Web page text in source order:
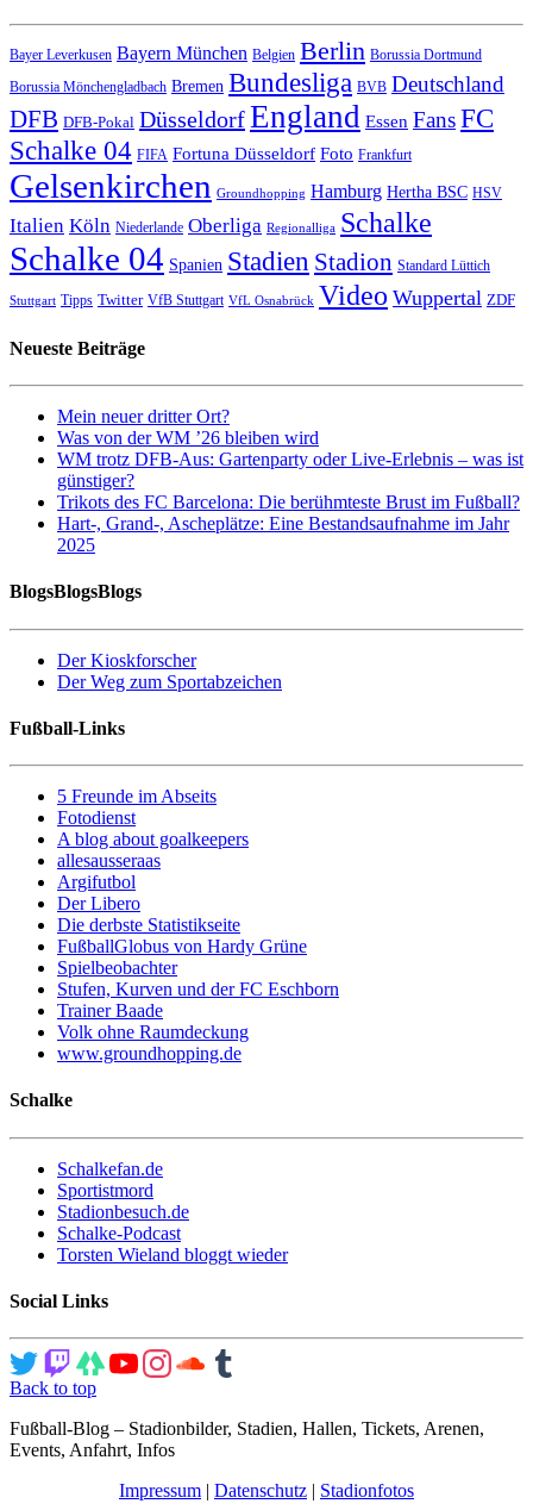
Bayer Leverkusen Bayern München Belgien Berlin Borussia Dortmund
Borussia Mönchengladbach Bremen Bundesliga BVB Deutschland
DFB DFB-Pokal DüsseldorfEngland Essen FansFC
Schalke 04 FIFA Fortuna Düsseldorf Foto Frankfurt
Gelsenkirchen Groundhopping Hamburg Hertha BSC HSV
Italien Köln Niederlande Oberliga Regionalliga Schalke
Schalke 04 Spanien Stadien Stadion Standard Lüttich
Stuttgart Tipps Twitter VfB Stuttgart VfL Osnabrück Video Wuppertal ZDF
Neueste Beiträge
Mein neuer dritter Ort?
Was von der WM ’26 bleiben wird
WM trotz DFB-Aus: Gartenparty oder Live-Erlebnis – was ist
günstiger?
Trikots des FC Barcelona: Die berühmteste Brust im Fußball?
Hart-, Grand-, Ascheplätze: Eine Bestandsaufnahme im Jahr
2025
BlogsBlogsBlogs
Der Kioskforscher
Der Weg zum Sportabzeichen
Fußball-Links
5 Freunde im Abseits
Fotodienst
A blog about goalkeepers
allesausseraas
Argifutbol
Der Libero
Die derbste Statistikseite
FußballGlobus von Hardy Grüne
Spielbeobachter
Stufen, Kurven und der FC Eschborn
Trainer Baade
Volk ohne Raumdeckung
www.groundhopping.de
Schalke
Schalkefan.de
Sportistmord
Stadionbesuch.de
Schalke-Podcast
Torsten Wieland bloggt wieder
Social Links
Back to top
Fußball-Blog – Stadionbilder, Stadien, Hallen, Tickets, Arenen,
Events, Anfahrt, Infos
Impressum | Datenschutz | Stadionfotos